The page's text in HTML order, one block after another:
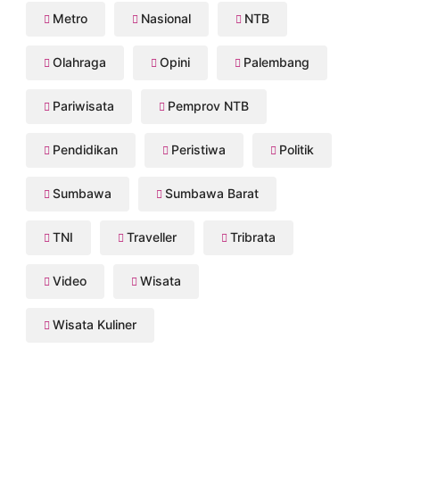
Metro Nasional NTB
Olahraga Opini Palembang
Pariwisata Pemprov NTB
Pendidikan Peristiwa Politik
Sumbawa Sumbawa Barat
TNI Traveller Tribrata
Video Wisata
Wisata Kuliner